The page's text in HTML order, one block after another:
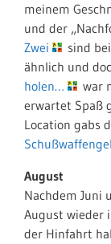
meinem
und der
Zwei
sind
ähnlich und
holen…
war
erwartet Spaß
Location gabs
August
Nachdem Juni
August wieder
der Hinfahrt